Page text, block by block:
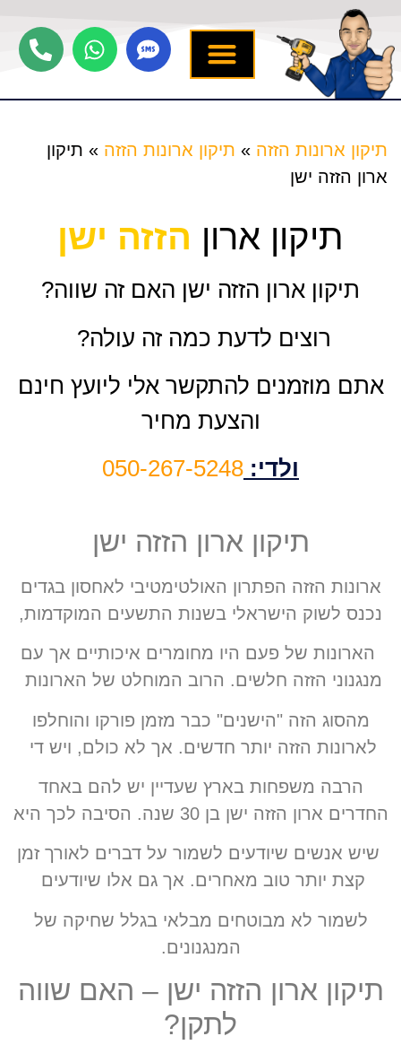
תיקון ארונות הזזה » תיקון ארונות הזזה » תיקון
ארון הזזה ישן
תיקון ארון הזזה ישן
תיקון ארון הזזה ישן האם זה שווה?
רוצים לדעת כמה זה עולה?
אתם מוזמנים להתקשר אלי ליועץ חינם
והצעת מחיר
ולדי: 050-267-5248
תיקון ארון הזזה ישן
ארונות הזזה הפתרון האולטימטיבי לאחסון בגדים
נכנס לשוק הישראלי בשנות התשעים המוקדמות,
הארונות של פעם היו מחומרים איכותיים אך עם
מנגנוני הזזה חלשים. הרוב המוחלט של הארונות
מהסוג הזה "הישנים" כבר מזמן פורקו והוחלפו
לארונות הזזה יותר חדשים. אך לא כולם, ויש די
הרבה משפחות בארץ שעדיין יש להם באחד
החדרים ארון הזזה ישן בן 30 שנה. הסיבה לכך היא
שיש אנשים שיודעים לשמור על דברים לאורך זמן
קצת יותר טוב מאחרים. אך גם אלו שיודעים
לשמור לא מבוטחים מבלאי בגלל שחיקה של
המנגנונים.
תיקון ארון הזזה ישן – האם שווה
לתקן?